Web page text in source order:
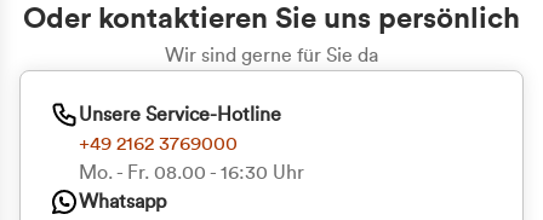
Oder kontaktieren Sie uns persönlich
Wir sind gerne für Sie da
Unsere Service-Hotline
+49 2162 3769000
Mo. - Fr. 08.00 - 16:30 Uhr
Whatsapp